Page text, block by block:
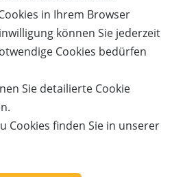
in Ihrem Browser
können Sie jederzeit
Cookies bedürfen
Sie detailierte Cookie
Cookies finden Sie in unserer
JETZT BESTELLEN
€
Verfügbar:
4
Versand:
3,50 €